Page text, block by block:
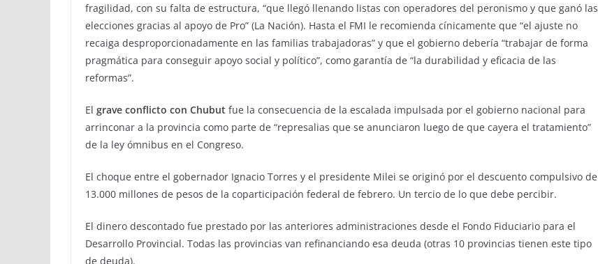
fragilidad, con su falta de estructura, “que llegó llenando listas con operadores del peronismo y que ganó las
elecciones gracias al apoyo de Pro” (La Nación). Hasta el FMI le recomienda cínicamente que “el ajuste no
recaiga desproporcionadamente en las familias trabajadoras” y que el gobierno debería “trabajar de forma
pragmática para conseguir apoyo social y político”, como garantía de “la durabilidad y eficacia de las
reformas”.
El grave conflicto con Chubut fue la consecuencia de la escalada impulsada por el gobierno nacional para
arrinconar a la provincia como parte de “represalias que se anunciaron luego de que cayera el tratamiento”
de la ley ómnibus en el Congreso.
El choque entre el gobernador Ignacio Torres y el presidente Milei se originó por el descuento compulsivo de
13.000 millones de pesos de la coparticipación federal de febrero. Un tercio de lo que debe percibir.
El dinero descontado fue prestado por las anteriores administraciones desde el Fondo Fiduciario para el
Desarrollo Provincial. Todas las provincias van refinanciando esa deuda (otras 10 provincias tienen este tipo
de deuda).